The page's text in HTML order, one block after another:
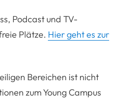
Podcast und TV-
Plätze. Hier geht es zur
Bereichen ist nicht
zum Young Campus